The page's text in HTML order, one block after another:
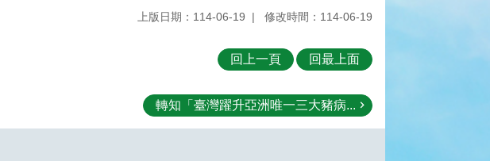
上版日期：114-06-19 修改時間：114-06-19
回上一頁 回最上面
轉知「臺灣躍升亞洲唯一三大豬病...